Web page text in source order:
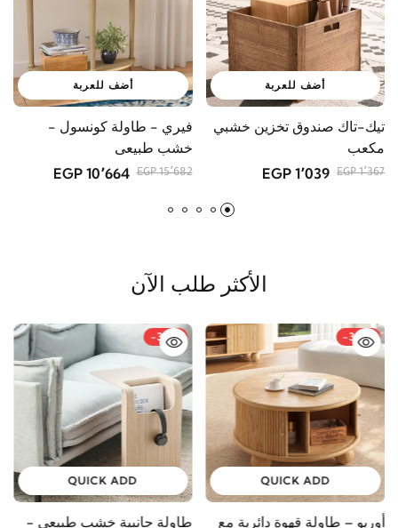
أضف للعربة
تيك-تاك صندوق تخزين خشبي
مكعب
1٬367 EGP 1٬039 EGP
أضف للعربة
فيري - طاولة كونسول -
خشب طبيعى
15٬682 EGP 10٬664 EGP
الأكثر طلب الآن
-34%
QUICK ADD
أوريو – طاولة قهوة دائرية مع
-33%
QUICK ADD
طاولة جانبية خشب طبيعى -